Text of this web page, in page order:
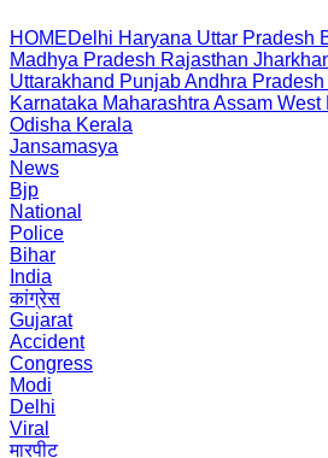
HOMEDelhi Haryana Uttar Pradesh
Madhya Pradesh Rajasthan
Uttarakhand PunjabAndhra Pradesh
Karnataka Maharashtra Assam West
Odisha Kerala
Jansamasya
News
Bjp
National
Police
Bihar
India
कांग्रेस
Gujarat
Accident
Congress
Modi
Delhi
Viral
मारपीट